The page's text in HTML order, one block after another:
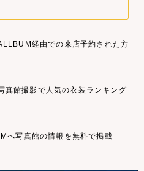
経由での来店予約された方
真館撮影で人気の衣装ランキング
へ写真館の情報を無料で掲載